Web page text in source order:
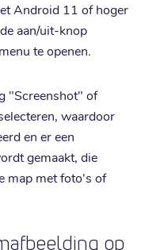
Android 11 of hoger
aan/uit-knop
te openen.
"Screenshot" of
waardoor
en er een
gemaakt, die
map met foto's of
op